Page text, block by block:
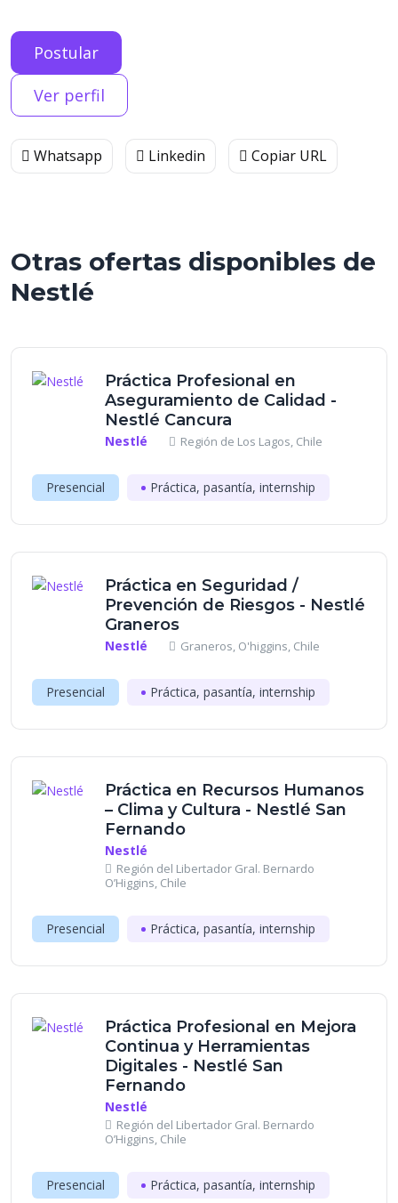
Postular
Ver perfil
Whatsapp Linkedin Copiar URL
Otras ofertas disponibles de
Nestlé
Práctica Profesional en
Aseguramiento de Calidad -
Nestlé Cancura
Nestlé Región de Los Lagos, Chile
Presencial Práctica, pasantía, internship
Práctica en Seguridad /
Prevención de Riesgos - Nestlé
Graneros
Nestlé Graneros, O'higgins, Chile
Presencial Práctica, pasantía, internship
Práctica en Recursos Humanos
– Clima y Cultura - Nestlé San
Fernando
Nestlé
Región del Libertador Gral. Bernardo
O’Higgins, Chile
Presencial Práctica, pasantía, internship
Práctica Profesional en Mejora
Continua y Herramientas
Digitales - Nestlé San
Fernando
Nestlé
Región del Libertador Gral. Bernardo
O’Higgins, Chile
Presencial Práctica, pasantía, internship